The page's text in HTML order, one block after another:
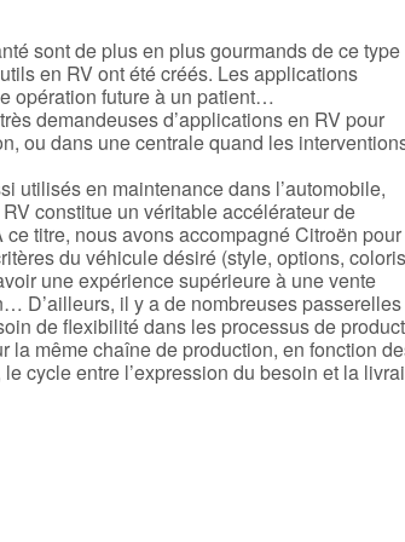
sont de plus en plus gourmands de ce type
en RV ont été créés. Les applications
opération future à un patient…
demandeuses d’applications en RV pour
ou dans une centrale quand les
utilisés en maintenance dans l’automobile,
constitue un véritable accélérateur de
titre, nous avons accompagné Citroën pour
du véhicule désiré (style, options,
une expérience supérieure à une vente
D’ailleurs, il y a de nombreuses passerelles
de flexibilité dans les processus de
la même chaîne de production, en fonction
cycle entre l’expression du besoin et la